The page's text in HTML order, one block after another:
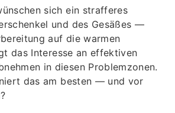
sich ein strafferes
und des Gesäßes —
auf die warmen
das Interesse an effektiven
in diesen Problemzonen.
das am besten — und vor